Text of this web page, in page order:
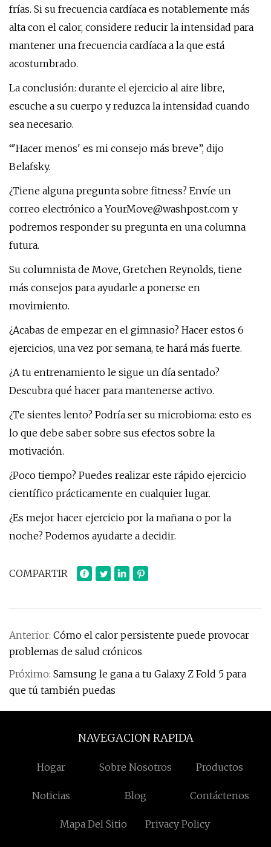
frías. Si su frecuencia cardíaca es notablemente más
alta con el calor, considere reducir la intensidad para
mantener una frecuencia cardíaca a la que está
acostumbrado.
La conclusión: durante el ejercicio al aire libre,
escuche a su cuerpo y reduzca la intensidad cuando
sea necesario.
“'Hacer menos' es mi consejo más breve”, dijo
Belafsky.
¿Tiene alguna pregunta sobre fitness? Envíe un
correo electrónico a YourMove@washpost.com y
podremos responder su pregunta en una columna
futura.
Su columnista de Move, Gretchen Reynolds, tiene
más consejos para ayudarle a ponerse en
movimiento.
¿Acabas de empezar en el gimnasio? Hacer estos 6
ejercicios, una vez por semana, te hará más fuerte.
¿A tu entrenamiento le sigue un día sentado?
Descubra qué hacer para mantenerse activo.
¿Te sientes lento? Podría ser su microbioma: esto es
lo que debe saber sobre sus efectos sobre la
motivación.
¿Poco tiempo? Puedes realizar este rápido ejercicio
científico prácticamente en cualquier lugar.
¿Es mejor hacer ejercicio por la mañana o por la
noche? Podemos ayudarte a decidir.
COMPARTIR
Anterior: Cómo el calor persistente puede provocar
problemas de salud crónicos
Próximo: Samsung le gana a tu Galaxy Z Fold 5 para
que tú también puedas
NAVEGACION RAPIDA
Hogar Sobre Nosotros Productos
Noticias Blog Contáctenos
Mapa Del Sitio Privacy Policy